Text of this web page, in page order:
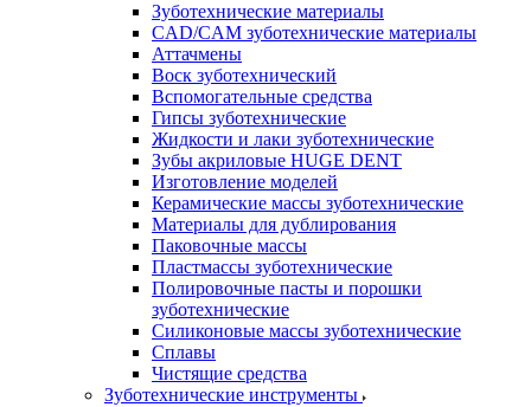
Зуботехнические материалы
CAD/CAM зуботехнические материалы
Аттачмены
Воск зуботехнический
Вспомогательные средства
Гипсы зуботехнические
Жидкости и лаки зуботехнические
Зубы акриловые HUGE DENT
Изготовление моделей
Керамические массы зуботехнические
Материалы для дублирования
Паковочные массы
Пластмассы зуботехнические
Полировочные пасты и порошки
зуботехнические
Силиконовые массы зуботехнические
Сплавы
Чистящие средства
Зуботехнические инструменты